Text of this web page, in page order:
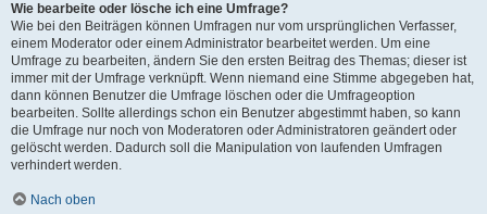
Wie bearbeite oder lösche ich eine Umfrage?
Wie bei den Beiträgen können Umfragen nur vom ursprünglichen Verfasser,
einem Moderator oder einem Administrator bearbeitet werden. Um eine
Umfrage zu bearbeiten, ändern Sie den ersten Beitrag des Themas; dieser ist
immer mit der Umfrage verknüpft. Wenn niemand eine Stimme abgegeben hat,
dann können Benutzer die Umfrage löschen oder die Umfrageoption
bearbeiten. Sollte allerdings schon ein Benutzer abgestimmt haben, so kann
die Umfrage nur noch von Moderatoren oder Administratoren geändert oder
gelöscht werden. Dadurch soll die Manipulation von laufenden Umfragen
verhindert werden.
Nach oben